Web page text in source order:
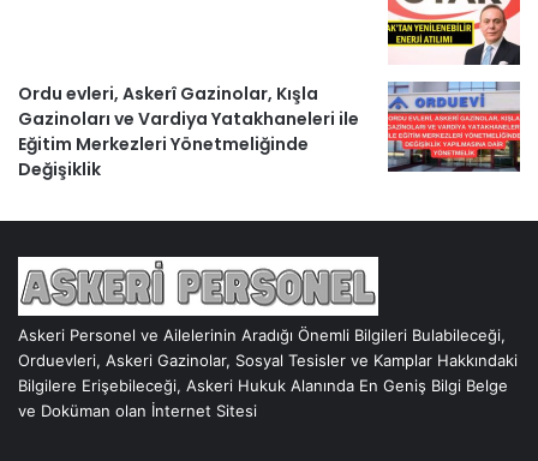
Ordu evleri, Askerî Gazinolar, Kışla
Gazinoları ve Vardiya Yatakhaneleri ile
Eğitim Merkezleri Yönetmeliğinde
Değişiklik
Askeri Personel ve Ailelerinin Aradığı Önemli Bilgileri Bulabileceği,
Orduevleri, Askeri Gazinolar, Sosyal Tesisler ve Kamplar Hakkındaki
Bilgilere Erişebileceği, Askeri Hukuk Alanında En Geniş Bilgi Belge
ve Doküman olan İnternet Sitesi